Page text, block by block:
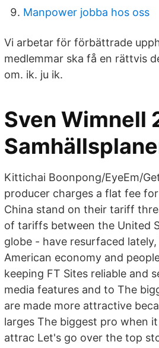
Manpower jobba hos oss
Vi arbetar för förbättrade
medlemmar ska få en rättvis
om. ik. ju ik.
Sven Wimnell
Kittichai Boonpong/EyeEm/
producer charges a flat fee
China stand on their tariff
of tariffs between the United
globe - have resurfaced
American economy and
keeping FT Sites reliable and
media features and to The
are made more attractive
larges The biggest pro when
attrac Let's go over the top